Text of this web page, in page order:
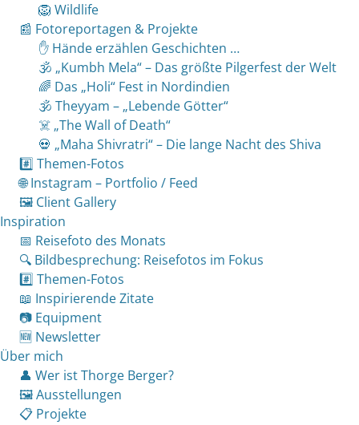
🦁 Wildlife
📰 Fotoreportagen & Projekte
✋ Hände erzählen Geschichten …
🕉 „Kumbh Mela“ – Das größte Pilgerfest der Welt
🌈 Das „Holi“ Fest in Nordindien
🕉 Theyyam – „Lebende Götter“
☠️ „The Wall of Death“
💀 „Maha Shivratri“ – Die lange Nacht des Shiva
#️⃣ Themen-Fotos
🌐 Instagram – Portfolio / Feed
🖼 Client Gallery
Inspiration
📅 Reisefoto des Monats
🔍 Bildbesprechung: Reisefotos im Fokus
#️⃣ Themen-Fotos
📖 Inspirierende Zitate
📷 Equipment
🆕 Newsletter
Über mich
👤 Wer ist Thorge Berger?
🖼 Ausstellungen
📋 Projekte